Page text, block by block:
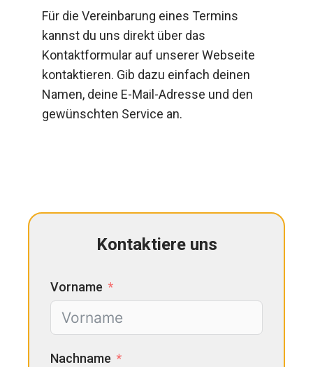
Für die Vereinbarung eines Termins
kannst du uns direkt über das
Kontaktformular auf unserer Webseite
kontaktieren. Gib dazu einfach deinen
Namen, deine E-Mail-Adresse und den
gewünschten Service an.
Kontaktiere uns
Vorname
Nachname